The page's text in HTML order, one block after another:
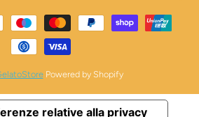
Payment methods
Powered by Shopify
relative alla privacy